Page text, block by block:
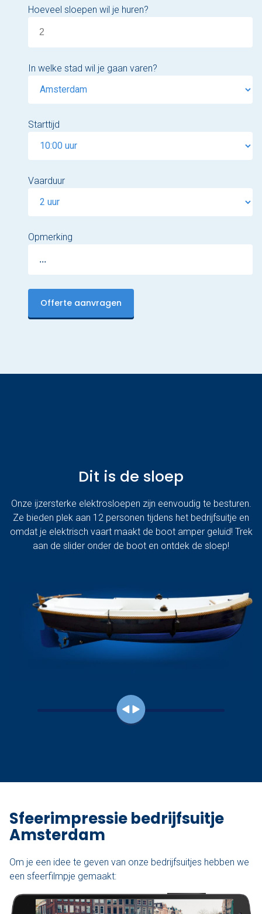
Hoeveel sloepen wil je huren?
In welke stad wil je gaan varen?
Starttijd
Vaarduur
Opmerking
Dit is de sloep
Onze ijzersterke elektrosloepen zijn eenvoudig te besturen.
Ze bieden plek aan 12 personen tijdens het bedrijfsuitje en
omdat je elektrisch vaart maakt de boot amper geluid! Trek
aan de slider onder de boot en ontdek de sloep!
Sfeerimpressie bedrijfsuitje
Amsterdam
Om je een idee te geven van onze bedrijfsuitjes hebben we
een sfeerfilmpje gemaakt: